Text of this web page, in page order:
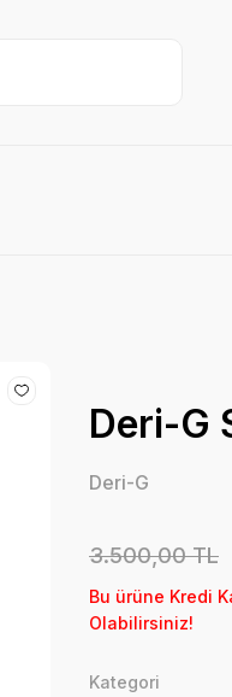
Deri-G
Deri-G
3.500,00 TL
Bu ürüne Kredi
Olabilirsiniz!
Kategori